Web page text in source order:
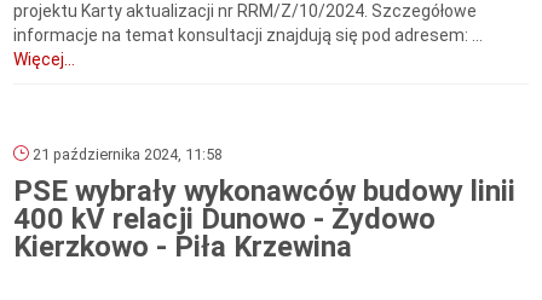
projektu Karty aktualizacji nr RRM/Z/10/2024. Szczegółowe
informacje na temat konsultacji znajdują się pod adresem: ...
Więcej...
21 października 2024, 11:58
PSE wybrały wykonawców budowy linii
400 kV relacji Dunowo - Żydowo
Kierzkowo - Piła Krzewina